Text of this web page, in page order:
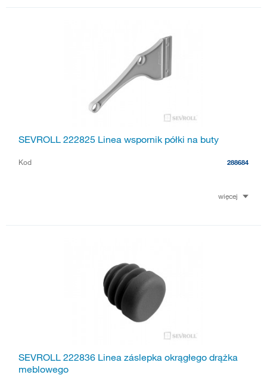
SEVROLL 222825 Linea wspornik półki na buty
Kod 288684
więcej
SEVROLL 222836 Linea záslepka okrągłego drążka
meblowego